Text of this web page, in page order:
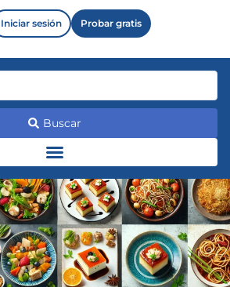
Iniciar sesión Probar gratis
Buscar